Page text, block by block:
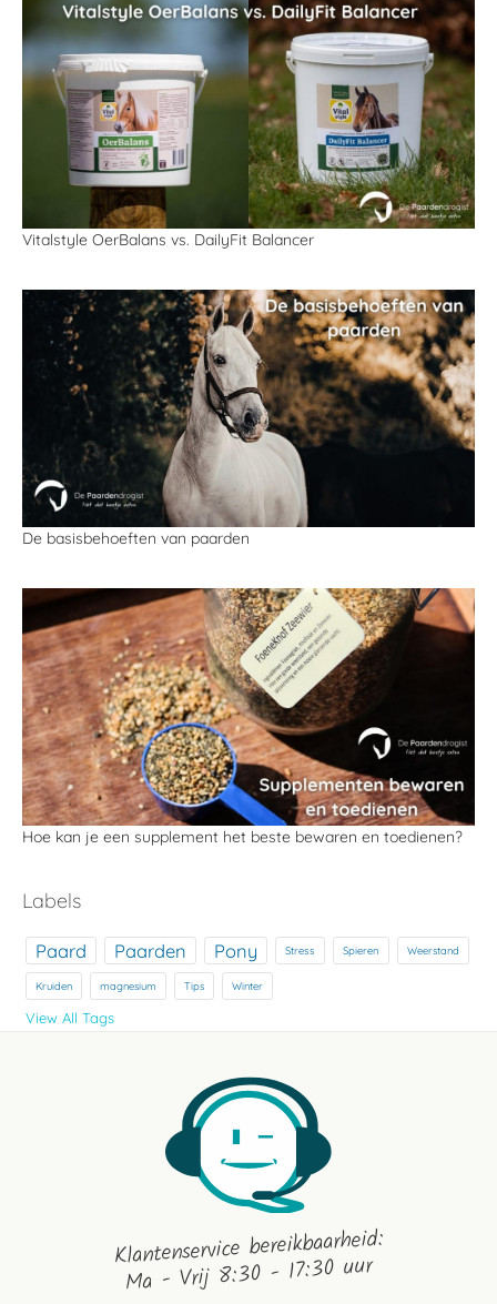
Vitalstyle OerBalans vs. DailyFit Balancer
De basisbehoeften van paarden
Hoe kan je een supplement het beste bewaren en toedienen?
Labels
Paard Paarden Pony Stress Spieren Weerstand
Kruiden magnesium Tips Winter
View All Tags
Klantenservice bereikbaarheid:
Ma - Vrij 8:30 - 17:30 uur